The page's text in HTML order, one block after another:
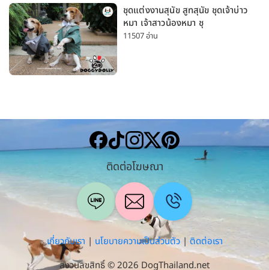
ชุดแต่งงานสุนัข สูทสุนัข ชุดเจ้าบ่าว
หมา เจ้าสาวน้องหมา ชุ
11507 อ่าน
ติดต่อโฆษณา
เกี่ยวกับเรา | นโยบายความเป็นส่วนตัว| ติดต่อเรา
สงวนลิขสิทธิ์ © 2026 DogThailand.net